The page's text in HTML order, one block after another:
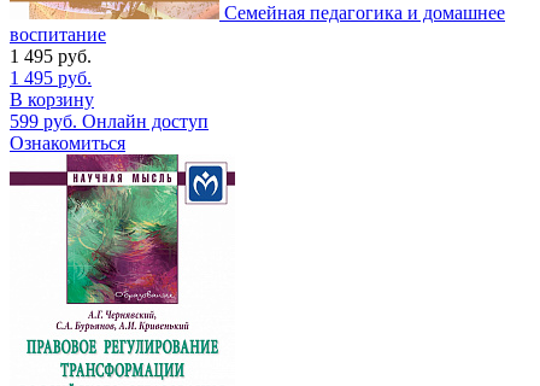
Семейная педагогика и домашнее
воспитание
1 495 руб.
1 495 руб.
В корзину
599 руб. Онлайн доступ
Ознакомиться